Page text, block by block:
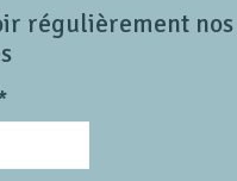
régulièrement nos